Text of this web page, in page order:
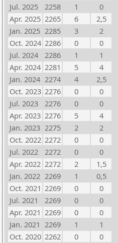
Jul. 2025
2258 1
0
Apr. 2025 2265 6
2,5
Jan. 2025 2285 3
2
Oct. 2024 2286 0
0
Jul. 2024
2286 1
1
Apr. 2024 2281 5
4
Jan. 2024 2274 4
2,5
Oct. 2023 2276 0
0
Jul. 2023
2276 0
0
Apr. 2023 2276 5
4
Jan. 2023 2275 2
2
Oct. 2022 2272 0
0
Jul. 2022
2272 0
0
Apr. 2022 2272 2
1,5
Jan. 2022 2269 1
0,5
Oct. 2021 2269 0
0
Jul. 2021
2269 0
0
Apr. 2021 2269 0
0
Jan. 2021 2269 1
1
Oct. 2020 2262 0
0